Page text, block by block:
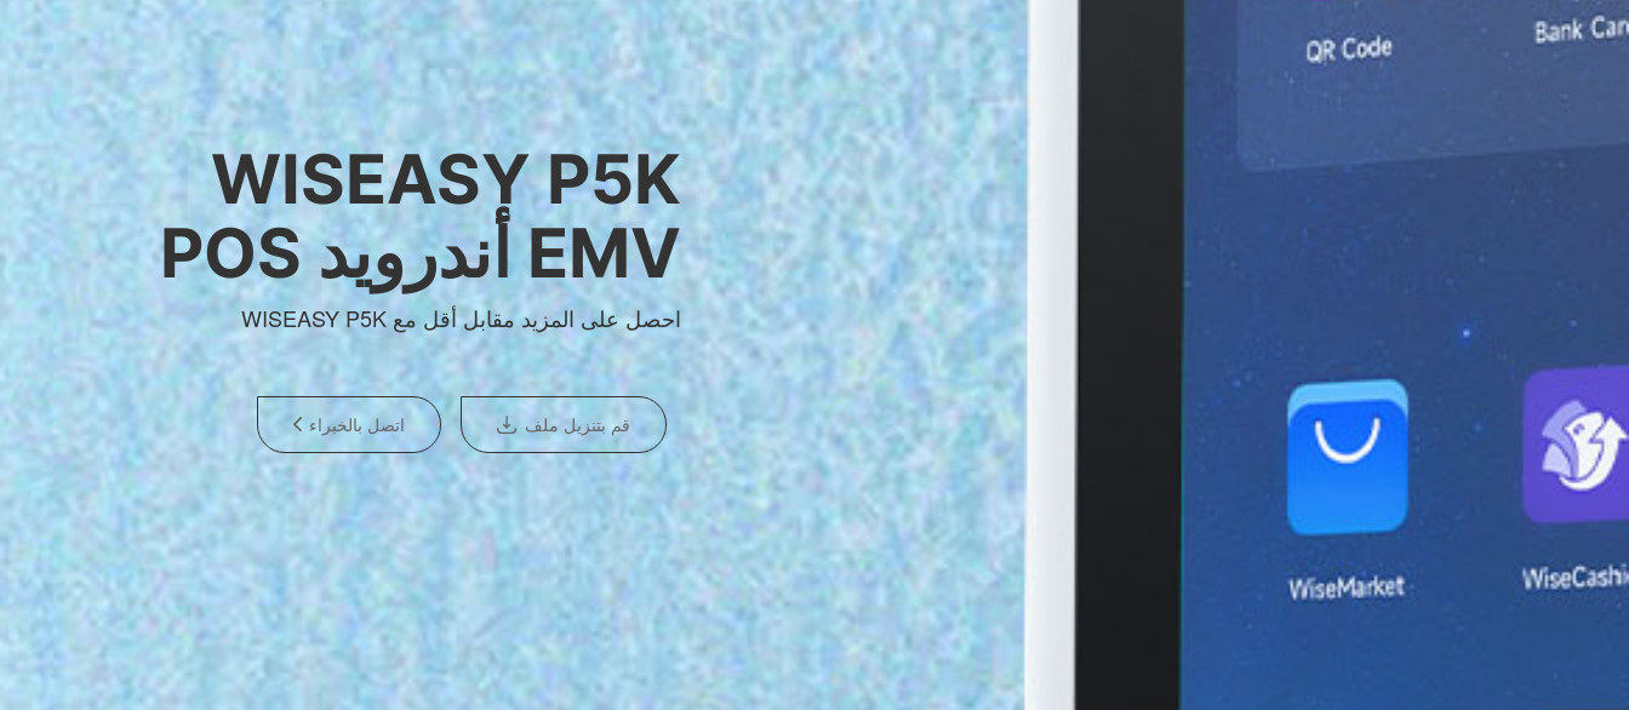
WISEASY P5K
POS أندرويد EMV
WISEASY P5K احصل على المزيد مقابل أقل مع
اتصل بالخبراء قم بتنزيل ملف